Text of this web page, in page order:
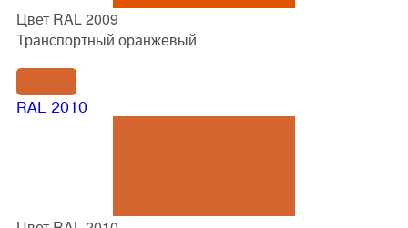
Цвет RAL 2009
Транспортный оранжевый
RAL 2010